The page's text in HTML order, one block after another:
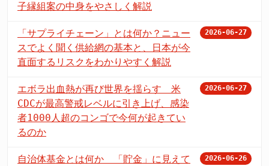
子縁組案の中身をやさしく解説
「サプライチェーン」とは何か？ニュー
スでよく聞く供給網の基本と、日本が今
直面するリスクをわかりやすく解説
2026-06-27
エボラ出血熱が再び世界を揺らす 米
CDCが最高警戒レベルに引き上げ、感染
者1000人超のコンゴで今何が起きてい
るのか
2026-06-27
自治体基金とは何か 「貯金」に見えて
2026-06-26